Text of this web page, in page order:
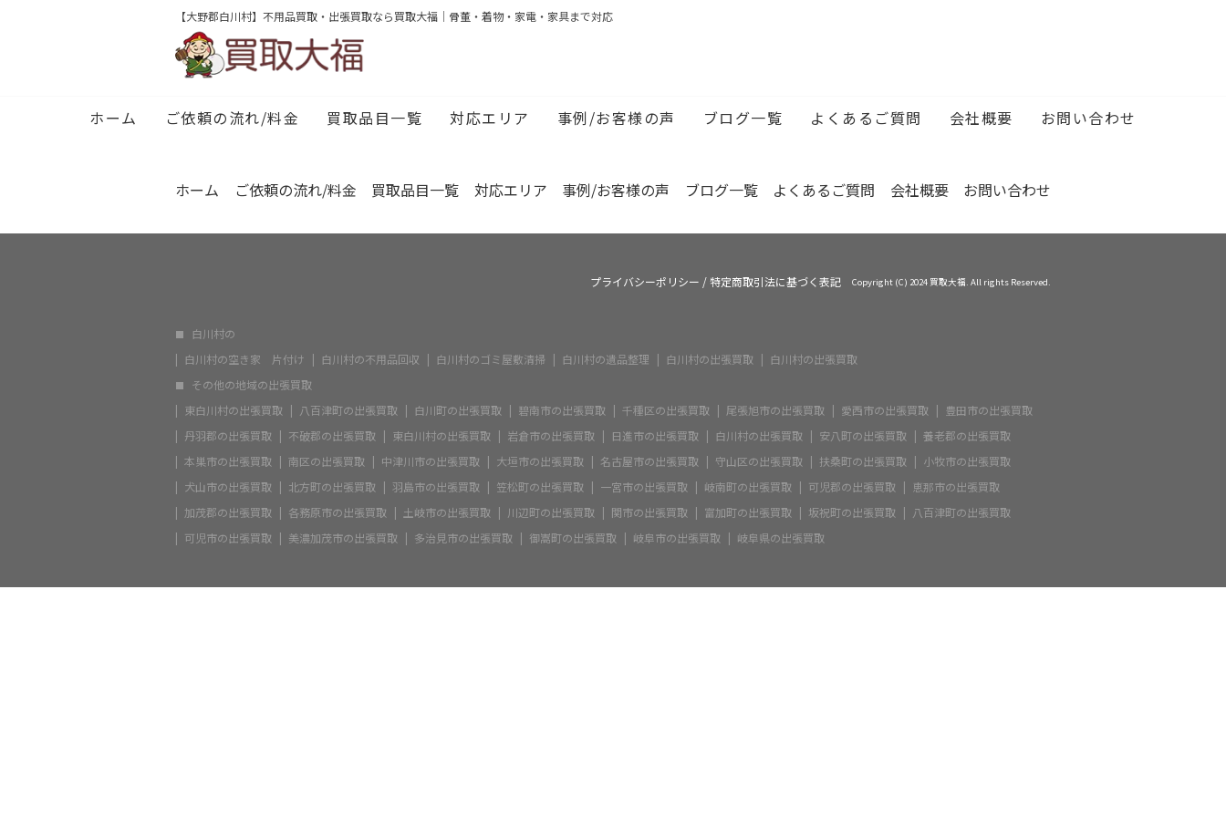
【大野郡白川村】不用品買取・出張買取なら買取大福｜骨董・着物・家電・家具まで対応
ホーム ご依頼の流れ/料金 買取品目一覧 対応エリア 事例/お客様の声 ブログ一覧 よくあるご質問 会社概要 お問い合わせ
最新情報
2024/01/30
2024/01/30 片付け業者の費用相場は？間取り別の料金目安と業者選びのポイ…
ホーム ご依頼の流れ/料金 買取品目一覧 対応エリア 事例/お客様の声 ブログ一覧 よくあるご質問 会社概要 お問い合わせ
プライバシーポリシー /特定商取引法に基づく表記 Copyright (C) 2024 買取大福. All rights Reserved.
白川村の
白川村の空き家 片付け
白川村の不用品回収 白川村のゴミ屋敷清掃 白川村の遺品整理 白川村の出張買取
白川村の出張買取
その他の地域の出張買取
東白川村の出張買取
八百津町の出張買取 白川町の出張買取 碧南市の出張買取 千種区の出張買取 尾張旭市の出張買取 愛西市の出張買取
豊田市の出張買取
丹羽郡の出張買取
不破郡の出張買取 東白川村の出張買取 岩倉市の出張買取 日進市の出張買取 白川村の出張買取 安八町の出張買取
養老郡の出張買取
本巣市の出張買取
南区の出張買取 中津川市の出張買取 大垣市の出張買取 名古屋市の出張買取 守山区の出張買取 扶桑町の出張買取
小牧市の出張買取
犬山市の出張買取
北方町の出張買取 羽島市の出張買取 笠松町の出張買取 一宮市の出張買取 岐南町の出張買取 可児郡の出張買取
恵那市の出張買取
加茂郡の出張買取
各務原市の出張買取 土岐市の出張買取 川辺町の出張買取 関市の出張買取 富加町の出張買取 坂祝町の出張買取
八百津町の出張買取
可児市の出張買取
美濃加茂市の出張買取 多治見市の出張買取 御嵩町の出張買取 岐阜市の出張買取 岐阜県の出張買取